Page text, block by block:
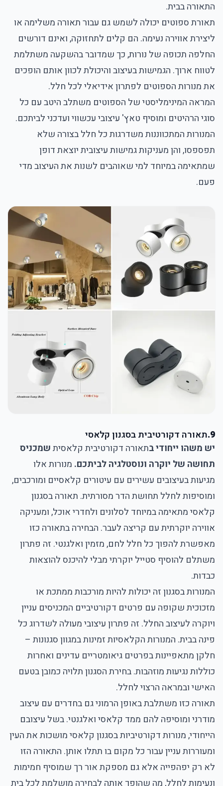
התאורה בבית.
תאורת ספוטים יכולה לשמש גם עבור תאורה משלימה או
ליצירת אווירה נעימה. הם קלים לתחזוקה, ואינם דורשים
החלפה תכופה של נורות, כך שמדובר בהשקעה משתלמת
לטווח ארוך. הגמישות בעיצוב והיכולת לכוון אותם הופכים
את מנורות הספוטים לפתרון אידיאלי לכל חלל.
המראה המינימליסטי של הספוטים משתלב היטב עם כל
סוגי הרהיטים ומוסיף טאץ' עיצובי עכשווי ועדכני לביתכם.
המנורות המתכווננות משדרגות כל חלל בצורה שלא
תפספסו, והן מעניקות גמישות עיצובית יוצאת דופן
שמתאימה במיוחד למי שאוהבים לשנות את העיצוב מדי
פעם.
9. תאורה דקורטיבית בסגנון קלאסי
יש משהו ייחודי בתאורה דקורטיבית קלאסיתשמכניס
תחושה של יוקרה ונוסטלגיה לביתכם. מנורות אלו
מגיעות בעיצובים עשירים עם עיטורים קלאסיים ומורכבים,
ומוסיפות לחלל תחושת הדר מסורתית. תאורה בסגנון
קלאסי מתאימה במיוחד לסלונים ולחדרי אוכל, ומעניקה
אווירה יוקרתית עם קריצה לעבר. הבחירה בתאורה כזו
מאפשרת להפוך כל חלל לחם, מזמין ואלגנטי. זה פתרון
משתלם להוסיף סטייל יוקרתי מבלי להיכנס להוצאות
כבדות.
המנורות בסגנון זה יכולות להיות מורכבות ממתכת או
מזכוכית שקופה עם פרטים דקורטיביים המכניסים עניין
ויוקרה לעיצוב החלל. זה פתרון עיצובי מעולה לשדרוג כל
פינה בבית. המנורות הקלאסיות זמינות במגוון סגנונות –
חלקן מתאפיינות בפרטים גיאומטריים עדינים ואחרות
כוללות נגיעות מוזהבות. בחירת הסגנון תלויה כמובן בטעם
האישי ובמראה הרצוי לחלל.
תאורה כזו משתלבת באופן הרמוני גם בחדרים עם עיצוב
מודרני ומוסיפה להם ממד קלאסי ואלגנטי. בשל עיצובם
הייחודי, מנורות דקורטיביות בסגנון קלאסי מושכות את העין
ומעוררות עניין עבור כל מקום בו תתלו אותן. התאורה הזו
לא רק יפהפייה אלא גם מספקת אור רך שמוסיף חמימות
ונעימות לחלל, מה שהופך אותה לבחירה מושלמת לכל בית